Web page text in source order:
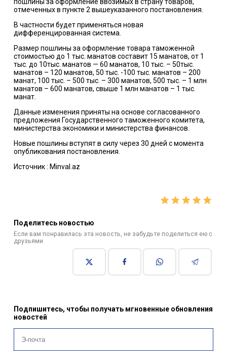
пошлины за оформление ввозимых в страну товаров,
отмеченных в пункте 2 вышеуказанного постановления.
В частности будет применяться новая
дифференцированная система.
Размер пошлины за оформление товара таможенной
стоимостью до 1 тыс. манатов составит 15 манатов, от 1
тыс. до 10тыс. манатов — 60 манатов, 10 тыс. – 50тыс.
манатов – 120 манатов, 50 тыс. -100 тыс. манатов – 200
манат, 100 тыс. – 500 тыс. – 300 манатов, 500 тыс. – 1 млн
манатов – 600 манатов, свыше 1 млн манатов – 1 тыс.
манат.
Данные изменения приняты на основе согласованного
предложения Государственного таможенного комитета,
министерства экономики и министерства финансов.
Новые пошлины вступят в силу через 30 дней с момента
опубликования постановления.
Источник : Minval.az
Поделитесь новостью
Если вам понравилась эта новость, не забудьте поделиться ею с
друзьями
Подпишитесь, чтобы получать мгновенные обновления
новостей